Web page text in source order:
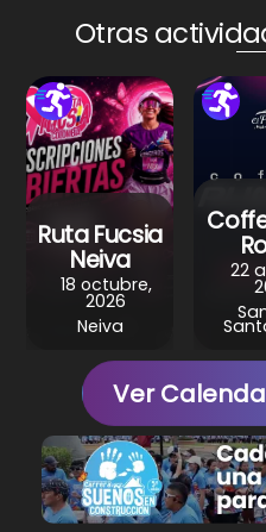
A
p
p
Otras
Ruta Fucsia
Neiva
18 octubre,
2026
Neiva
22
Ver